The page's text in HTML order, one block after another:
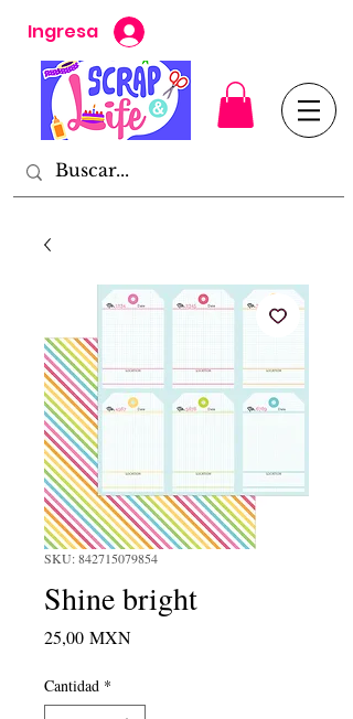
Ingresa
SKU: 842715079854
Shine bright
25,00 MXNPrecio
Cantidad *